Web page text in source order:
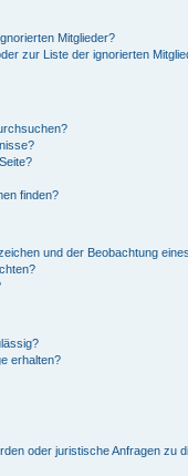
Mitglieder?
zur Liste der ignorierten
finden?
und der Beobachtung
erhalten?
oder juristische Anfragen zu